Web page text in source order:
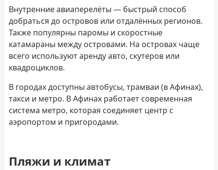
Внутренние авиаперелёты — быстрый способ
добраться до островов или отдалённых регионов.
Также популярны паромы и скоростные
катамараны между островами. На островах чаще
всего используют аренду авто, скутеров или
квадроциклов.
В городах доступны автобусы, трамваи (в Афинах),
такси и метро. В Афинах работает современная
система метро, которая соединяет центр с
аэропортом и пригородами.
Пляжи и климат